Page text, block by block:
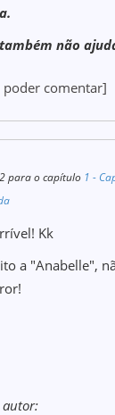
não
poder comentar]
para o capítulo 1 -
Kk
a "Anabelle",
autor: